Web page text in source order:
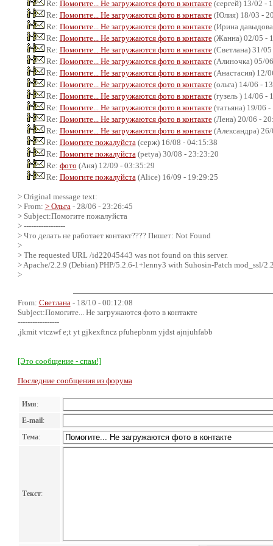
Re: Помогите... Не загружаются фото в контакте(сергей) 13/02 -
Re: Помогите... Не загружаются фото в контакте(Юлия) 18/03 -
Re: Помогите... Не загружаются фото в контакте(Ирина
Re: Помогите... Не загружаются фото в контакте(Жанна) 02/05 -
Re: Помогите... Не загружаются фото в контакте(Светлана) 31/
Re: Помогите... Не загружаются фото в контакте(Алиночка) 05/
Re: Помогите... Не загружаются фото в контакте(Анастасия) 12/
Re: Помогите... Не загружаются фото в контакте(ольга) 14/06 -
Re: Помогите... Не загружаются фото в контакте(гузель ) 14/06 -
Re: Помогите... Не загружаются фото в контакте(татьяна) 19/06
Re: Помогите... Не загружаются фото в контакте(Лена) 20/06 -
Re: Помогите... Не загружаются фото в контакте(Александра)
Re: Помогите пожалуйста (серж) 16/08 - 04:15:38
Re: Помогите пожалуйста (petya) 30/08 - 23:23:20
Re: фото (Аня) 12/09 - 03:35:29
Re: Помогите пожалуйста (Alice) 16/09 - 19:29:25
> Original message text:
> From: > Ольга - 28/06 - 23:26:45
> Subject:Помогите пожалуйста
> -----------------
> Что делать не работает контакт???? Пишет: Not Found
>
> The requested URL /id22045443 was not found on this server.
> Apache/2.2.9 (Debian) PHP/5.2.6-1+lenny3 with Suhosin-Patch mod_ssl/
>
From: Светлана - 18/10 - 00:12:08
Subject:Помогите... Не загружаются фото в контакте
-----------------
,jkmit vtczwf e;t yt gjkexftncz pfuhepbnm yjdst ajnjuhfabb
[Это сообщение - спам!]
Последние сообщения из форума
Имя:
E-mail:
Тема:
Текст: